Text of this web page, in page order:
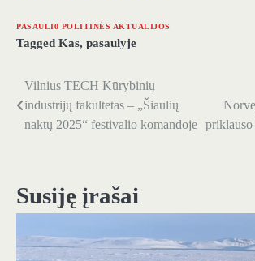
PASAULI0 POLITINĖS AKTUALIJOS
Tagged Kas, pasaulyje
Navigacija
tarp
Vilnius TECH Kūrybinių
industrijų fakultetas – „Šiaulių
naktų 2025“ festivalio komandoje
Susiję įrašai